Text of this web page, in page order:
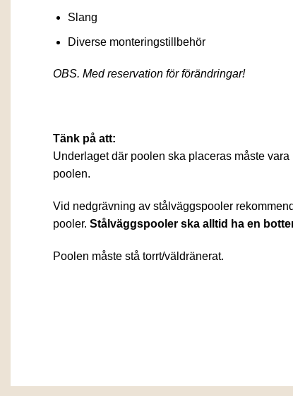
Slang
Diverse monteringstillbehör
OBS. Med reservation för förändringar!
Tänk på att:
Underlaget där poolen ska placeras måste
poolen.
Vid nedgrävning av stålväggspooler
pooler. Stålväggspooler ska alltid ha en
Poolen måste stå torrt/väldränerat.